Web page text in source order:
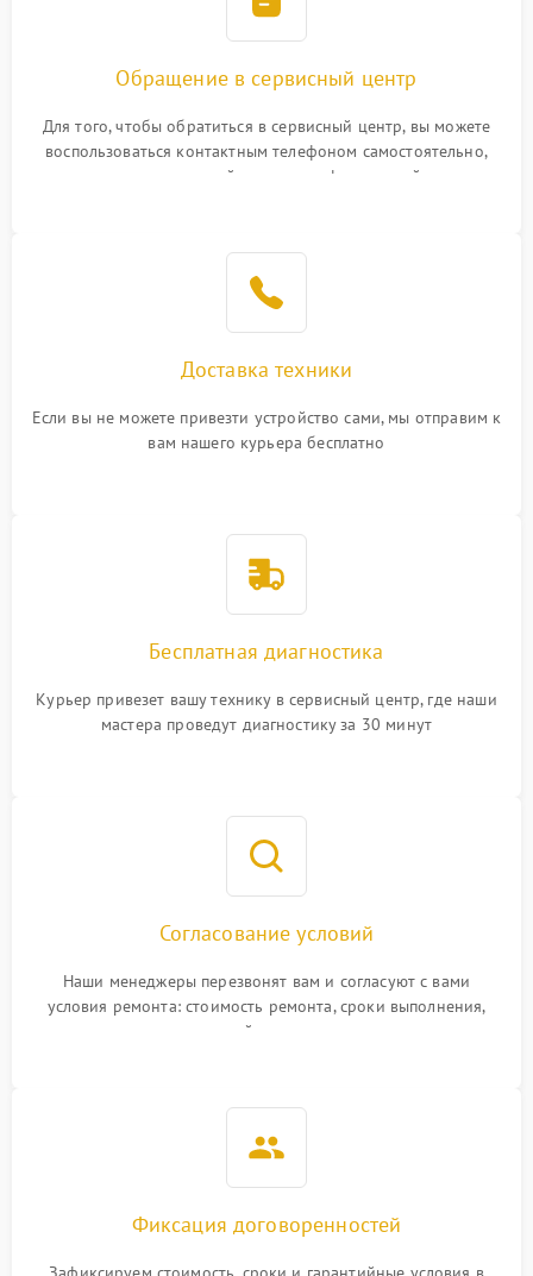
Обращение в сервисный центр
Для того, чтобы обратиться в сервисный центр, вы можете
воспользоваться контактным телефоном самостоятельно,
или оставить свой номер телефона на сайте
Доставка техники
Если вы не можете привезти устройство сами, мы отправим к
вам нашего курьера бесплатно
Бесплатная диагностика
Курьер привезет вашу технику в сервисный центр, где наши
мастера проведут диагностику за 30 минут
Согласование условий
Наши менеджеры перезвонят вам и согласуют с вами
условия ремонта: стоимость ремонта, сроки выполнения,
гарантийные условия
Фиксация договоренностей